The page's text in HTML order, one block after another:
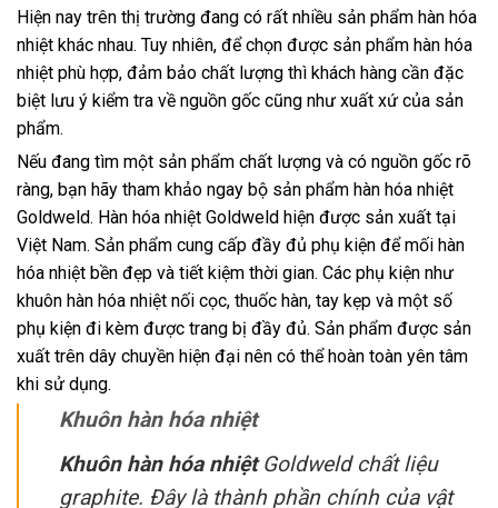
Hiện nay trên thị trường đang có rất nhiều sản phẩm hàn hóa
nhiệt khác nhau. Tuy nhiên, để chọn được sản phẩm hàn hóa
nhiệt phù hợp, đảm bảo chất lượng thì khách hàng cần đặc
biệt lưu ý kiểm tra về nguồn gốc cũng như xuất xứ của sản
phẩm.
Nếu đang tìm một sản phẩm chất lượng và có nguồn gốc rõ
ràng, bạn hãy tham khảo ngay bộ sản phẩm hàn hóa nhiệt
Goldweld. Hàn hóa nhiệt Goldweld hiện được sản xuất tại
Việt Nam. Sản phẩm cung cấp đầy đủ phụ kiện để mối hàn
hóa nhiệt bền đẹp và tiết kiệm thời gian. Các phụ kiện như
khuôn hàn hóa nhiệt nối cọc, thuốc hàn, tay kẹp và một số
phụ kiện đi kèm được trang bị đầy đủ. Sản phẩm được sản
xuất trên dây chuyền hiện đại nên có thể hoàn toàn yên tâm
khi sử dụng.
Khuôn hàn hóa nhiệt
Khuôn hàn hóa nhiệtGoldweld chất liệu
graphite. Đây là thành phần chính của vật